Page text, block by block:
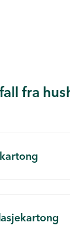
fra